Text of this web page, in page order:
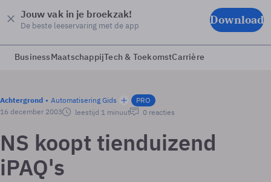
Jouw vak in je broekzak!
De beste leeservaring met de app Download
BusinessMaatschappijTech & ToekomstCarrière
Achtergrond Automatisering Gids
PRO
16 december 2003
leestijd 1 minuut 0 reacties
NS koopt tienduizend
iPAQ's